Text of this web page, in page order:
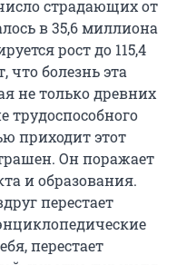
страдающих от
в 35,6 миллиона
рост до 115,4
болезнь эта
не только древних
трудоспособного
приходит этот
Он поражает
и образования.
перестает
перестает